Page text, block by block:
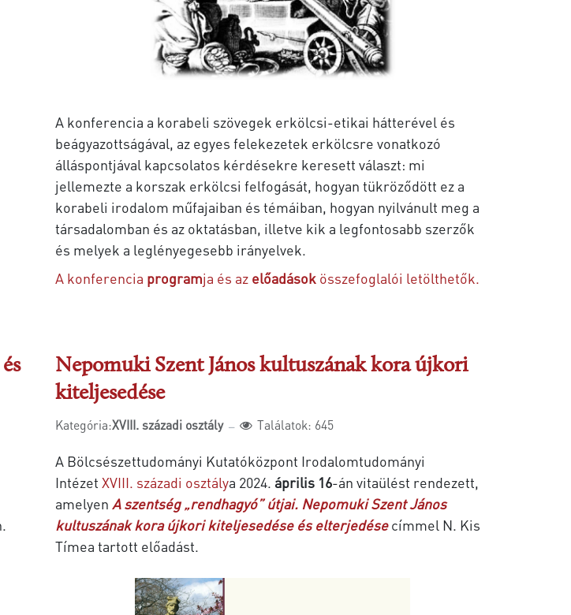
A konferencia a korabeli szövegek erkölcsi-etikai hátterével és
beágyazottságával, az egyes felekezetek erkölcsre vonatkozó
álláspontjával kapcsolatos kérdésekre keresett választ: mi
jellemezte a korszak erkölcsi felfogását, hogyan tükröződött ez a
korabeli irodalom műfajaiban és témáiban, hogyan nyilvánult meg a
társadalomban és az oktatásban, illetve kik a legfontosabb szerzők
és melyek a leglényegesebb irányelvek.
A konferencia programja és az előadások összefoglalói letölthetők.
Nepomuki Szent János kultuszának kora újkori
kiteljesedése
Kategória:XVIII. századi osztály Találatok: 645
A Bölcsészettudományi Kutatóközpont Irodalomtudományi
Intézet XVIII. századi osztálya 2024. április 16-án vitaülést rendezett,
amelyen A szentség „rendhagyó” útjai. Nepomuki Szent János
kultuszának kora újkori kiteljesedése és elterjedésecímmel N. Kis
Tímea tartott előadást.